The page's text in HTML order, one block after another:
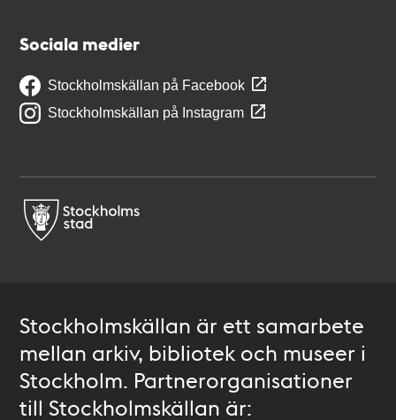
Sociala medier
Stockholmskällan på Facebook
Stockholmskällan på Instagram
Stockholmskällan är ett samarbete
mellan arkiv, bibliotek och museer i
Stockholm. Partnerorganisationer
till Stockholmskällan är: